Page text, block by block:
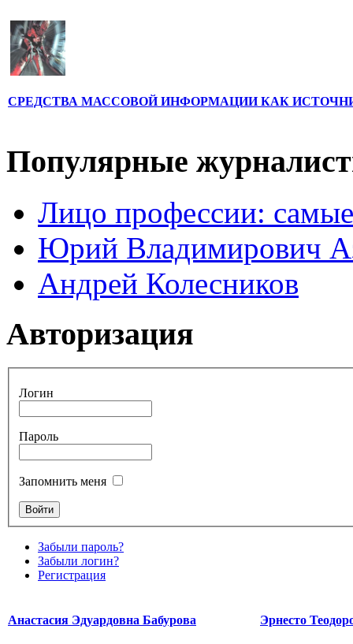
СРЕДСТВА МАССОВОЙ ИНФОРМАЦИИ КАК
Популярные
Лицо профессии:
Юрий Владимирович
Андрей Колесников
Авторизация
Логин
Пароль
Запомнить меня
Забыли пароль?
Забыли логин?
Регистрация
Анастасия Эдуардовна Бабурова Эрнесто